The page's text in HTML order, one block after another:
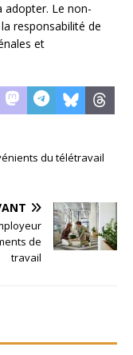
adopter. Le non-
responsabilité de
et
du télétravail
de
travail